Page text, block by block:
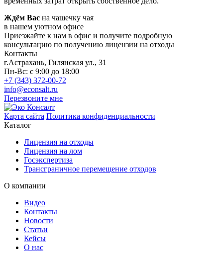
Ждём Вас на чашечку чая
в нашем уютном офисе
Приезжайте к нам в офис и получите подробную
консультацию по получению лицензии на отходы
Контакты
г.Астрахань, Гилянская ул., 31
Пн-Вс: с 9:00 до 18:00
+7 (343) 372-00-72
info@econsalt.ru
Перезвоните мне
Карта сайта Политика конфиденциальности
Каталог
Лицензия на отходы
Лицензия на лом
Госэкспертиза
Трансграничное перемещение отходов
О компании
Видео
Контакты
Новости
Статьи
Кейсы
О нас